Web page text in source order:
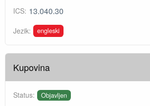
ICS: 13.040.30
Jezik: engleski
Kupovina
Status: Objavljen